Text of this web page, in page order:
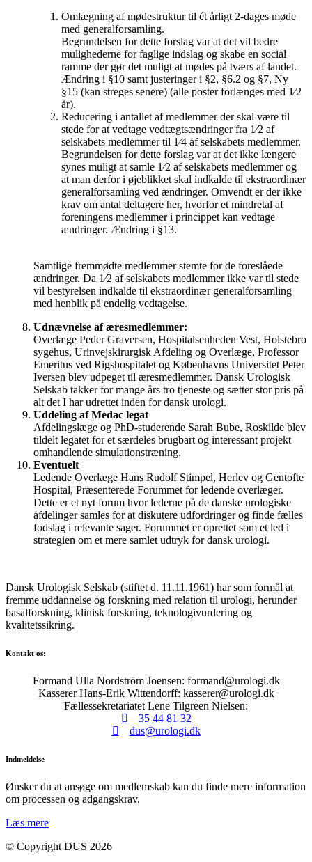
Omlægning af mødestruktur til ét årligt 2-dages møde
med generalforsamling.
​Begrundelsen for dette forslag var at det vil bedre
mulighederne for faglige indslag og skabe en social
ramme der gør det muligt at mødes på tværs af landet.
Ændring i §10 samt justeringer i §2, §6.2 og §7, Ny
§15 (kan streges senere) (alle poster forlænges med 1⁄2
år).
Reducering i antallet af medlemmer der skal være til
stede for at vedtage vedtægtsændringer fra 1⁄2 af
selskabets medlemmer til 1⁄4 af selskabets medlemmer.
Begrundelsen for dette forslag var at det ikke længere
synes muligt at samle 1⁄2 af selskabets medlemmer og
at man derfor i øjeblikket skal indkalde til ekstraordinær
generalforsamling ved ændringer. Omvendt er der ikke
krav om antal deltagere her, hvorfor et mindretal af
foreningens medlemmer i princippet kan vedtage
ændringer. Ændring i §13.
Samtlige fremmødte medlemmer stemte for de foreslåede
ændringer. Da 1⁄2 af selskabets medlemmer ikke var til stede
vil bestyrelsen indkalde til ekstraordinær generalforsamling
med henblik på endelig vedtagelse.
Udnævnelse af æresmedlemmer:
Overlæge Peder Graversen, Hospitalsenheden Vest, Holstebro
sygehus, Urinvejskirurgisk Afdeling og Overlæge, Professor
Emeritus ved Rigshospitalet og Københavns Universitet Peter
Iversen blev udpeget til æresmedlemmer. Dansk Urologisk
Selskab takker for mange års tro tjeneste og sætter stor pris på
alt det I har udrettet inden for dansk urologi.
Uddeling af Medac legat
Afdelingslæge og PhD-studerende Sarah Bube, Roskilde blev
tildelt legatet for et særdeles brugbart og interessant projekt
omhandlende simulationstræning.
Eventuelt
Ledende Overlæge Hans Rudolf Stimpel, Herlev og Gentofte
Hospital, Præsenterede Forummet for ledende overlæger.
Dette er et nyt forum hvor lederne på de danske urologiske
afdelinger samles for at diskutere udfordringer og finde fælles
fodslag i relevante sager. Forummet er oprettet som et led i
strategien om et mere samlet udtryk for dansk urologi.
Dansk Urologisk Selskab (stiftet d. 11.11.1961) har som formål at
fremme uddannelse og forskning med relation til urologi, herunder
basalforskning, klinisk forskning, teknologivurdering og
kvalitetssikring.
Kontakt os:
Formand Ulla Nordström Joensen: formand@urologi.dk
Kasserer Hans-Erik Wittendorff: kasserer@urologi.dk
Fællessekretariatet Lene Tilgreen Nielsen:
35 44 81 32
dus@urologi.dk
Indmeldelse
Ønsker du at ansøge om medlemskab kan du finde mere information
om processen og adgangskrav.
Læs mere
© Copyright DUS 2026